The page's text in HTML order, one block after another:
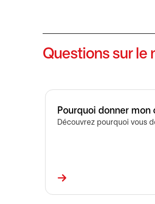
Questions sur le
Pourquoi donner
Découvrez pourquoi vous